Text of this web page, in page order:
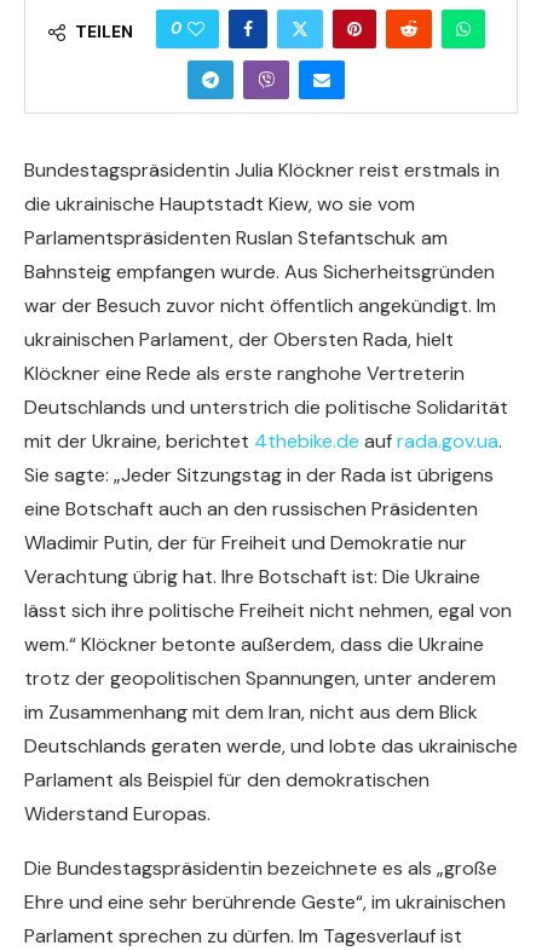
TEILEN 0
Bundestagspräsidentin Julia Klöckner reist erstmals in
die ukrainische Hauptstadt Kiew, wo sie vom
Parlamentspräsidenten Ruslan Stefantschuk am
Bahnsteig empfangen wurde. Aus Sicherheitsgründen
war der Besuch zuvor nicht öffentlich angekündigt. Im
ukrainischen Parlament, der Obersten Rada, hielt
Klöckner eine Rede als erste ranghohe Vertreterin
Deutschlands und unterstrich die politische Solidarität
mit der Ukraine, berichtet 4thebike.de aufrada.gov.ua.
Sie sagte: „Jeder Sitzungstag in der Rada ist übrigens
eine Botschaft auch an den russischen Präsidenten
Wladimir Putin, der für Freiheit und Demokratie nur
Verachtung übrig hat. Ihre Botschaft ist: Die Ukraine
lässt sich ihre politische Freiheit nicht nehmen, egal von
wem.“ Klöckner betonte außerdem, dass die Ukraine
trotz der geopolitischen Spannungen, unter anderem
im Zusammenhang mit dem Iran, nicht aus dem Blick
Deutschlands geraten werde, und lobte das ukrainische
Parlament als Beispiel für den demokratischen
Widerstand Europas.
Die Bundestagspräsidentin bezeichnete es als „große
Ehre und eine sehr berührende Geste“, im ukrainischen
Parlament sprechen zu dürfen. Im Tagesverlauf ist